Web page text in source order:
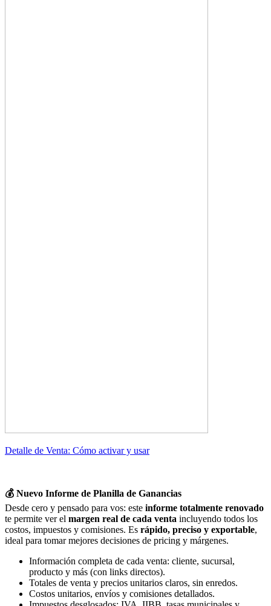
Detalle de Venta: Cómo activar y usar
💰 Nuevo Informe de Planilla de Ganancias
Desde cero y pensado para vos: este informe totalmente renovado
te permite ver el margen real de cada venta incluyendo todos los
costos, impuestos y comisiones. Es rápido, preciso y exportable,
ideal para tomar mejores decisiones de pricing y márgenes.
Información completa de cada venta: cliente, sucursal,
producto y más (con links directos).
Totales de venta y precios unitarios claros, sin enredos.
Costos unitarios, envíos y comisiones detallados.